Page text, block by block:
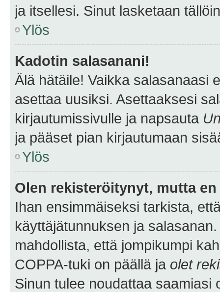
ja itsellesi. Sinut lasketaan
Ylös
Kadotin salasanani!
Älä hätäile! Vaikka salasanaasi
asettaa uusiksi. Asettaaksesi
kirjautumissivulle ja napsauta
ja pääset pian kirjautumaan
Ylös
Olen rekisteröitynyt, mutta
Ihan ensimmäiseksi tarkista,
käyttäjätunnuksen ja
mahdollista, että jompikumpi
COPPA-tuki on päällä ja olet
Sinun tulee noudattaa saamiasi